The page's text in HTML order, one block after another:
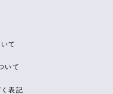
て
いて
表記